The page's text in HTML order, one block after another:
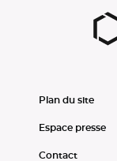
Plan du site
Espace presse
Contact